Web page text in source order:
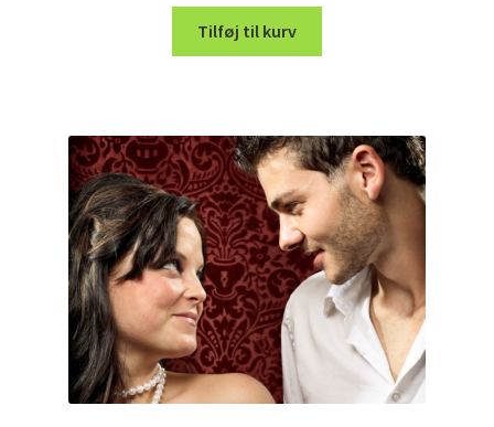
Tilføj til kurv